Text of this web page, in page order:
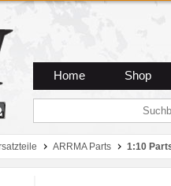
Home Shop
ARRMA Parts 1:10